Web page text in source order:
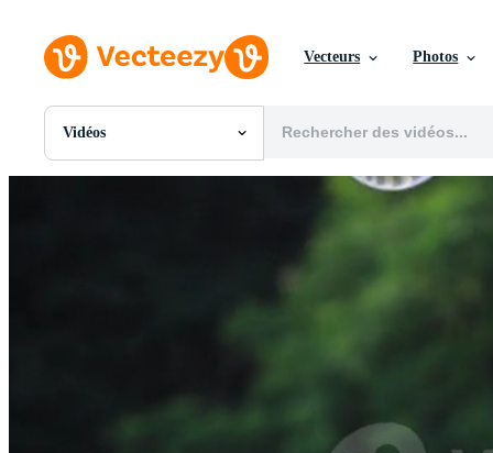
Vecteurs Photos
Vidéos
Toutes Images